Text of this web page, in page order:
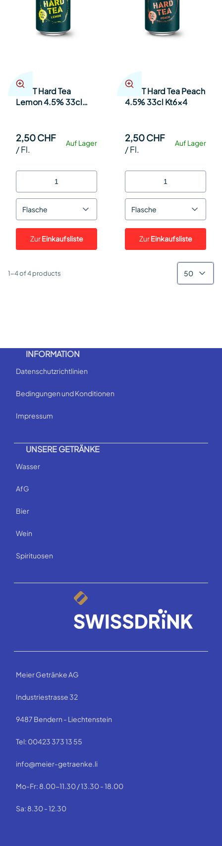
USZIT Hard Tea
Lemon 4.5% 33cl
Auf Lager
2,50 CHF
/Fl.
Flasche
ZurEinkaufsliste
USZIT Hard Tea Peach
4.5% 33cl Kt6x4
Auf Lager
2,50 CHF
/Fl.
Flasche
ZurEinkaufsliste
1-4 of 4 products 50
INFORMATION
Datenschutzrichtlinien
Bedingungen und Konditionen
Impressum
UNSERE GETRÄNKE
Wasser
AfG
Bier
Wein
Spirituosen
Meier Getränke AG
Industriestrasse 32
9487 Bendern - Liechtenstein
Tel: 00423 373 13 55
info@meier-getraenke.li
Mo-Fr: 8.00-11.30 / 13.30 - 18.00
Sa: 8.30 - 12.30